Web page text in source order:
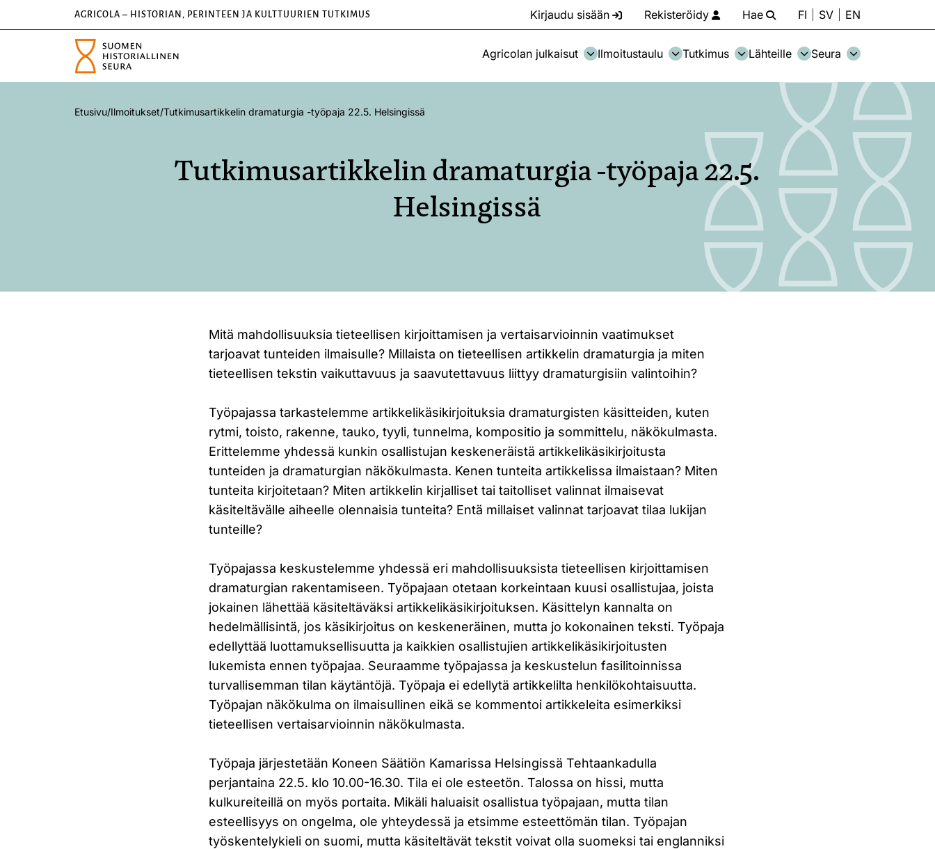
AGRICOLA – HISTORIAN, PERINTEEN JA KULTTUURIEN TUTKIMUS Kirjaudu sisään Rekisteröidy Hae FI SV EN
Agricolan julkaisut Ilmoitustaulu Tutkimus Lähteille Seura
Etusivu/Ilmoitukset/Tutkimusartikkelin dramaturgia -työpaja 22.5. Helsingissä
Tutkimusartikkelin dramaturgia -työpaja 22.5.
Helsingissä
Mitä mahdollisuuksia tieteellisen kirjoittamisen ja vertaisarvioinnin vaatimukset
tarjoavat tunteiden ilmaisulle? Millaista on tieteellisen artikkelin dramaturgia ja miten
tieteellisen tekstin vaikuttavuus ja saavutettavuus liittyy dramaturgisiin valintoihin?
Työpajassa tarkastelemme artikkelikäsikirjoituksia dramaturgisten käsitteiden, kuten
rytmi, toisto, rakenne, tauko, tyyli, tunnelma, kompositio ja sommittelu, näkökulmasta.
Erittelemme yhdessä kunkin osallistujan keskeneräistä artikkelikäsikirjoitusta
tunteiden ja dramaturgian näkökulmasta. Kenen tunteita artikkelissa ilmaistaan? Miten
tunteita kirjoitetaan? Miten artikkelin kirjalliset tai taitolliset valinnat ilmaisevat
käsiteltävälle aiheelle olennaisia tunteita? Entä millaiset valinnat tarjoavat tilaa lukijan
tunteille?
Työpajassa keskustelemme yhdessä eri mahdollisuuksista tieteellisen kirjoittamisen
dramaturgian rakentamiseen. Työpajaan otetaan korkeintaan kuusi osallistujaa, joista
jokainen lähettää käsiteltäväksi artikkelikäsikirjoituksen. Käsittelyn kannalta on
hedelmällisintä, jos käsikirjoitus on keskeneräinen, mutta jo kokonainen teksti. Työpaja
edellyttää luottamuksellisuutta ja kaikkien osallistujien artikkelikäsikirjoitusten
lukemista ennen työpajaa. Seuraamme työpajassa ja keskustelun fasilitoinnissa
turvallisemman tilan käytäntöjä. Työpaja ei edellytä artikkelilta henkilökohtaisuutta.
Työpajan näkökulma on ilmaisullinen eikä se kommentoi artikkeleita esimerkiksi
tieteellisen vertaisarvioinnin näkökulmasta.
Työpaja järjestetään Koneen Säätiön Kamarissa Helsingissä Tehtaankadulla
perjantaina 22.5. klo 10.00-16.30. Tila ei ole esteetön. Talossa on hissi, mutta
kulkureiteillä on myös portaita. Mikäli haluaisit osallistua työpajaan, mutta tilan
esteellisyys on ongelma, ole yhteydessä ja etsimme esteettömän tilan. Työpajan
työskentelykieli on suomi, mutta käsiteltävät tekstit voivat olla suomeksi tai englanniksi